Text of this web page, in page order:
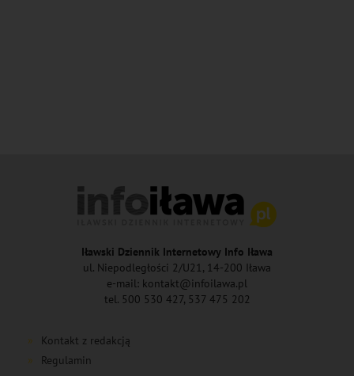
Iławski Dziennik Internetowy Info Iława
ul. Niepodległości 2/U21, 14-200 Iława
e-mail: kontakt@infoilawa.pl
tel. 500 530 427, 537 475 202
Kontakt z redakcją
Regulamin